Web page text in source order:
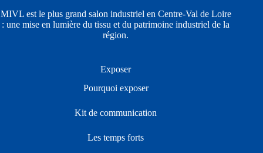
MIVL est le plus grand salon industriel en Centre-Val de Loire
: une mise en lumière du tissu et du patrimoine industriel de la
région.
Exposer
Pourquoi exposer
Kit de communication
Les temps forts